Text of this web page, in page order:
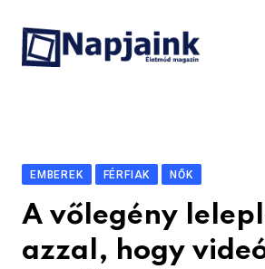
content
EMBEREK FÉRFIAK NŐK
A vőlegény
azzal, hogy